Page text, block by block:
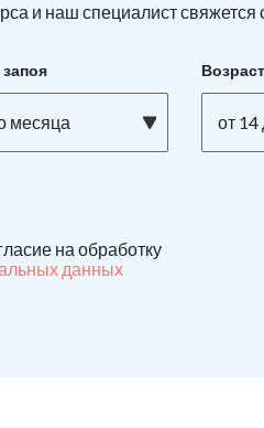
и наш специалист свяжется
месяца
Возраст
от 14
на обработку
данных